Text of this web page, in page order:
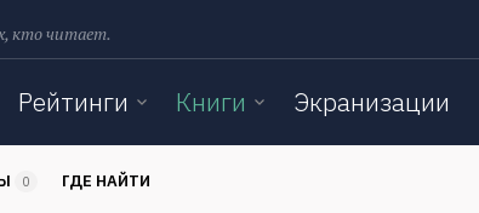
кто читает.
Рейтинги Книги Экранизации
0 ГДЕ НАЙТИ